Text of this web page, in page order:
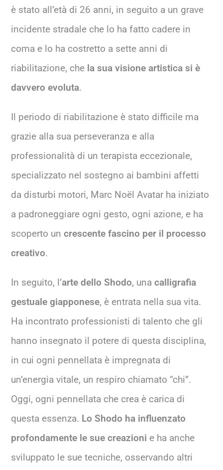
è stato all’età di 26 anni, in seguito a un grave
incidente stradale che lo ha fatto cadere in
coma e lo ha costretto a sette anni di
riabilitazione, che la sua visione artistica si è
davvero evoluta.
Il periodo di riabilitazione è stato difficile ma
grazie alla sua perseveranza e alla
professionalità di un terapista eccezionale,
specializzato nel sostegno ai bambini affetti
da disturbi motori, Marc Noël Avatar ha iniziato
a padroneggiare ogni gesto, ogni azione, e ha
scoperto uncrescente fascino per il processo
creativo.
In seguito, l’arte dello Shodo, unacalligrafia
gestuale giapponese, è entrata nella sua vita.
Ha incontrato professionisti di talento che gli
hanno insegnato il potere di questa disciplina,
in cui ogni pennellata è impregnata di
un’energia vitale, un respiro chiamato “chi”.
Oggi, ogni pennellata che crea è carica di
questa essenza. Lo Shodo ha influenzato
profondamente le sue creazioni e ha anche
sviluppato le sue tecniche, osservando altri